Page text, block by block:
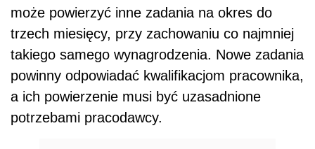
może powierzyć inne zadania na okres do
trzech miesięcy, przy zachowaniu co najmniej
takiego samego wynagrodzenia. Nowe zadania
powinny odpowiadać kwalifikacjom pracownika,
a ich powierzenie musi być uzasadnione
potrzebami pracodawcy.